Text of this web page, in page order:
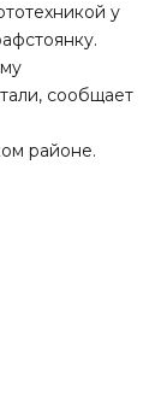
у
сообщает
районе.